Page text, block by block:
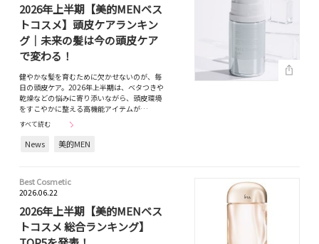
2026年上半期【美的MENベス
トコスメ】頭皮ケアランキン
グ｜未来の髪は今の頭皮ケア
で変わる！
健やかな髪を育むために欠かせないのが、毎
日の頭皮ケア。2026年上半期は、ベタつきや
乾燥などの悩みに寄り添いながら、頭皮環境
をすこやかに整える高機能アイテムが…
すべて読む
News 美的MEN
Best Cosmetic
2026.06.22
2026年上半期【美的MENベス
トコスメ 総合ランキング】